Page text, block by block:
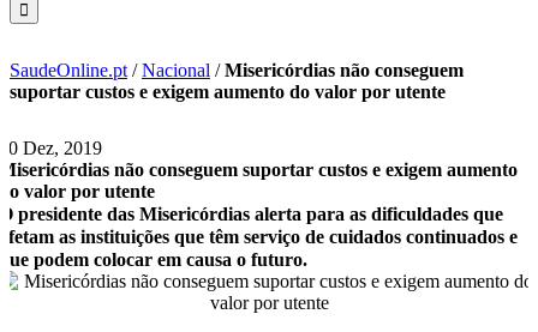
SaudeOnline.pt /Nacional /Misericórdias não conseguem
suportar custos e exigem aumento do valor por utente
10 Dez, 2019
Misericórdias não conseguem suportar custos e exigem aumento
do valor por utente
O presidente das Misericórdias alerta para as dificuldades que
afetam as instituições que têm serviço de cuidados continuados e
que podem colocar em causa o futuro.